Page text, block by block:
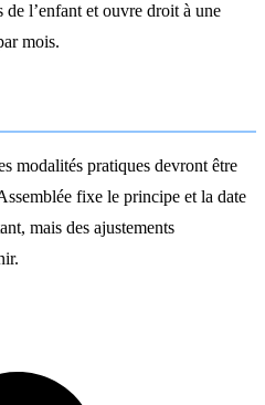
de l’enfant et ouvre droit à une
mois.
modalités pratiques devront être
fixe le principe et la date
mais des ajustements